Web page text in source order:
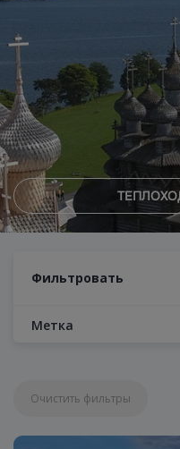
Фильтровать
Метка
Очистить фильтры